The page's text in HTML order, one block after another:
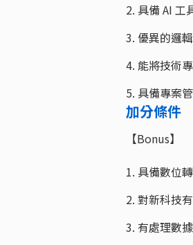
2. 具備 AI 工
3. 優異的邏
4. 能將技術
5. 具備專案
加分條件
【Bonus】
1. 具備數位
2. 對新科技
3. 有處理數